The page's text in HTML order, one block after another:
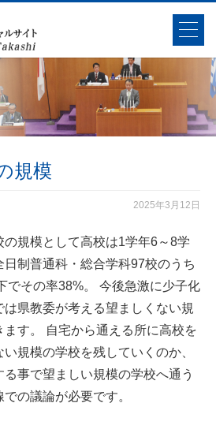
規模
2025年3月12日
規模として高校は1学年6～8学
制普通科・総合学科97校のうち
でその率38%。 今後急激に少子化
県教委が考える望ましくない規
す。 自宅から通える所に高校を
規模の学校を残していくのか、
事で望ましい規模の学校へ通う
の議論が必要です。